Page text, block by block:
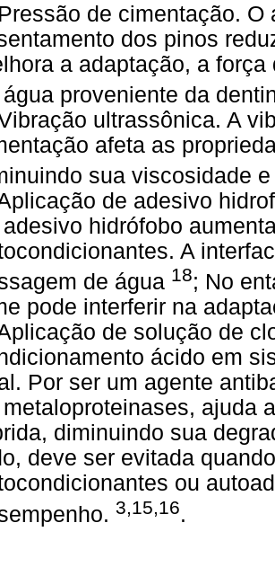
de cimentação. O
dos pinos
a adaptação, a
água proveniente da
ultrassônica. A
afeta as
sua viscosidade
de adesivo
hidrófobo
A
de água 18; No
pode interferir na
de solução de
ácido em
Por ser um agente
ajuda
diminuindo sua
deve ser evitada
ou
3,15,16.